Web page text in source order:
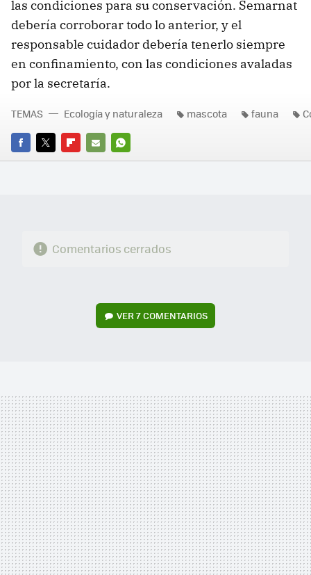
las condiciones para su conservación. Semarnat
debería corroborar todo lo anterior, y el
responsable cuidador debería tenerlo siempre
en confinamiento, con las condiciones avaladas
por la secretaría.
FACEBOOK
TWITTERFLIPBOARD
E-
WHATSAPP
TEMAS Ecología y naturaleza mascota fauna
Comentarios cerrados
VER7 COMENTARIOS